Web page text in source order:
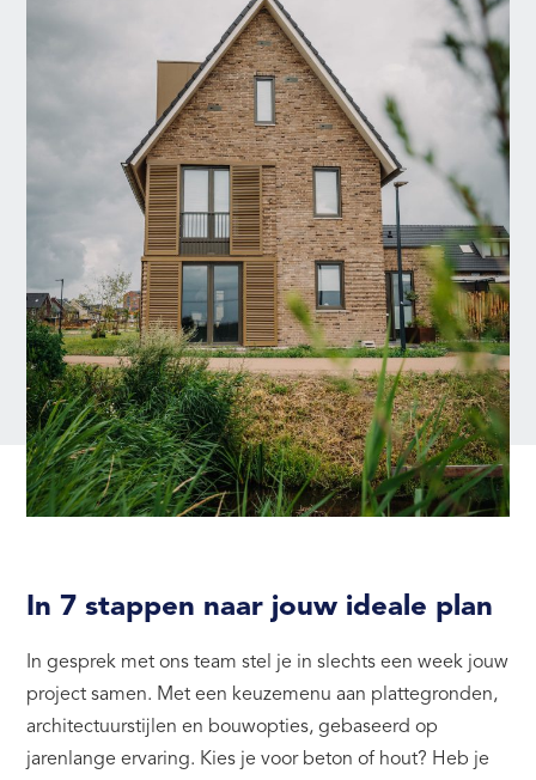
In 7 stappen naar jouw ideale plan
In gesprek met ons team stel je in slechts een week jouw
project samen. Met een keuzemenu aan plattegronden,
architectuurstijlen en bouwopties, gebaseerd op
jarenlange ervaring. Kies je voor beton of hout? Heb je